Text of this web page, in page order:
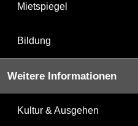
Mietspiegel
Bildung
Weitere Informationen
Kultur & Ausgehen